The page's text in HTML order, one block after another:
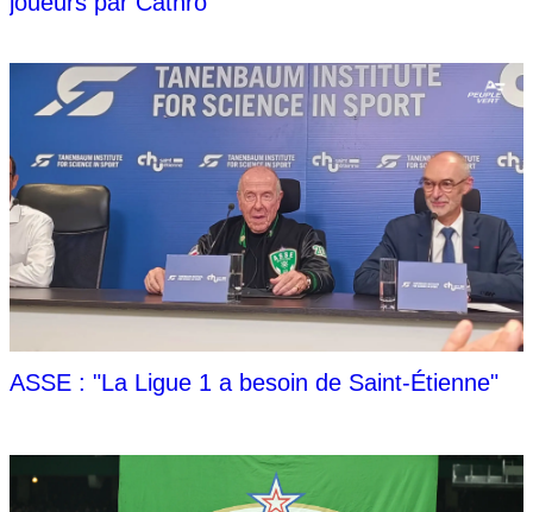
ASSE : "La Ligue 1 a besoin de Saint-Étienne"